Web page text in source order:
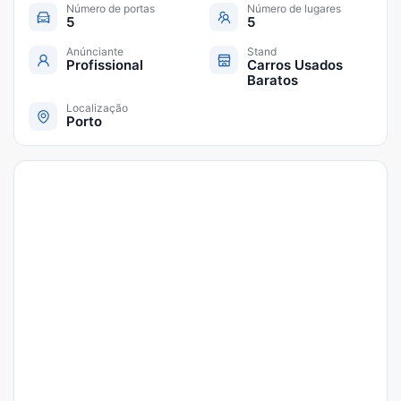
Número de portas
5
Número de lugares
5
Anúnciante
Profissional
Stand
Carros Usados
Baratos
Localização
Porto